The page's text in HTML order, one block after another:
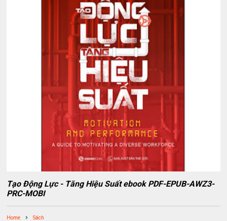
Tạo Động Lực - Tăng Hiệu Suất ebook PDF-EPUB-AWZ3-
PRC-MOBI
Home Sách